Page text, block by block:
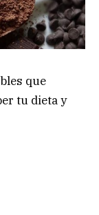
que
tu dieta y